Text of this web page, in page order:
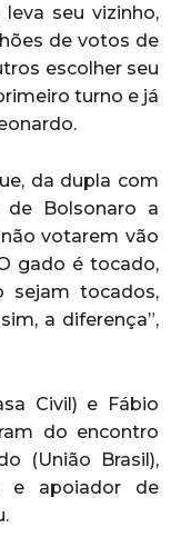
leva seu vizinho,
de votos de
escolher seu
turno e já
da dupla com
de Bolsonaro a
votarem vão
gado é tocado,
sejam tocados,
a diferença”,
Civil) e Fábio
do encontro
(União Brasil),
e apoiador de